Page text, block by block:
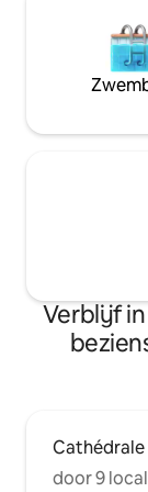
Verblijf
Cathédrale
door 9